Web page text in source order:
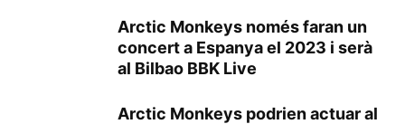
Arctic Monkeys només faran un
concert a Espanya el 2023 i serà
al Bilbao BBK Live
Arctic Monkeys podrien actuar al